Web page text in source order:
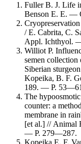
Fuller B. J. Life
Benson E. E. —
/ E. Cabrita, C.
Appl. Ichthyol.
Williot P.
semen collection
Siberian
Kopeika, B. F.
189. — P.
The
counter: a
membrane in
[et al.] // Animal
— P. 279—287.